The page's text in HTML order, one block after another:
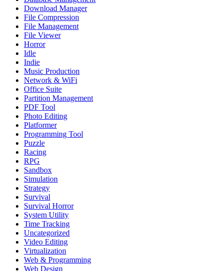
Download Manager
File Compression
File Management
File Viewer
Horror
Idle
Indie
Music Production
Network & WiFi
Office Suite
Partition Management
PDF Tool
Photo Editing
Platformer
Programming Tool
Puzzle
Racing
RPG
Sandbox
Simulation
Strategy
Survival
Survival Horror
System Utility
Time Tracking
Uncategorized
Video Editing
Virtualization
Web & Programming
Web Design